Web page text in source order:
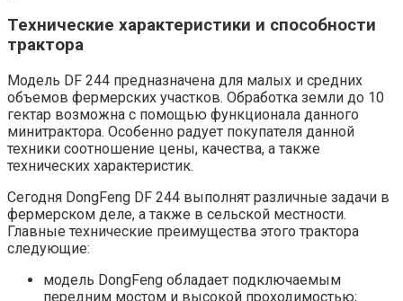
Технические характеристики и способности
трактора
Модель DF 244 предназначена для малых и средних
объемов фермерских участков. Обработка земли до 10
гектар возможна с помощью функционала данного
минитрактора. Особенно радует покупателя данной
техники соотношение цены, качества, а также
технических характеристик.
Сегодня DongFeng DF 244 выполнят различные задачи в
фермерском деле, а также в сельской местности.
Главные технические преимущества этого трактора
следующие:
модель DongFeng обладает подключаемым
передним мостом и высокой проходимостью;